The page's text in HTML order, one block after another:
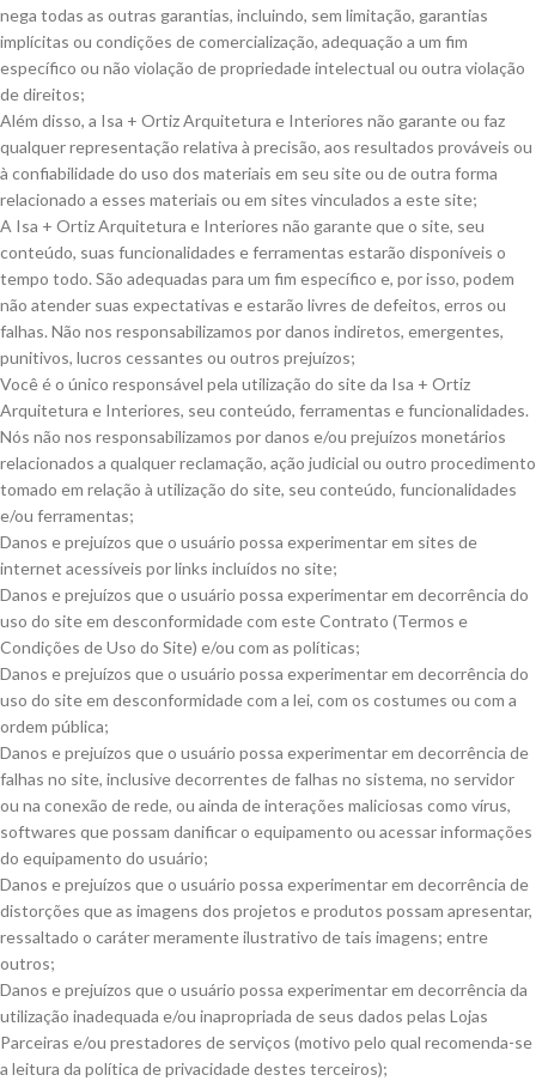
nega todas as outras garantias, incluindo, sem limitação, garantias
implícitas ou condições de comercialização, adequação a um fim
específico ou não violação de propriedade intelectual ou outra violação
de direitos;
Além disso, a Isa + Ortiz Arquitetura e Interiores não garante ou faz
qualquer representação relativa à precisão, aos resultados prováveis ​​ou
à confiabilidade do uso dos materiais em seu site ou de outra forma
relacionado a esses materiais ou em sites vinculados a este site;
A Isa + Ortiz Arquitetura e Interiores não garante que o site, seu
conteúdo, suas funcionalidades e ferramentas estarão disponíveis o
tempo todo. São adequadas para um fim específico e, por isso, podem
não atender suas expectativas e estarão livres de defeitos, erros ou
falhas. Não nos responsabilizamos por danos indiretos, emergentes,
punitivos, lucros cessantes ou outros prejuízos;
Você é o único responsável pela utilização do site da Isa + Ortiz
Arquitetura e Interiores, seu conteúdo, ferramentas e funcionalidades.
Nós não nos responsabilizamos por danos e/ou prejuízos monetários
relacionados a qualquer reclamação, ação judicial ou outro procedimento
tomado em relação à utilização do site, seu conteúdo, funcionalidades
e/ou ferramentas;
Danos e prejuízos que o usuário possa experimentar em sites de
internet acessíveis por links incluídos no site;
Danos e prejuízos que o usuário possa experimentar em decorrência do
uso do site em desconformidade com este Contrato (Termos e
Condições de Uso do Site) e/ou com as políticas;
Danos e prejuízos que o usuário possa experimentar em decorrência do
uso do site em desconformidade com a lei, com os costumes ou com a
ordem pública;
Danos e prejuízos que o usuário possa experimentar em decorrência de
falhas no site, inclusive decorrentes de falhas no sistema, no servidor
ou na conexão de rede, ou ainda de interações maliciosas como vírus,
softwares que possam danificar o equipamento ou acessar informações
do equipamento do usuário;
Danos e prejuízos que o usuário possa experimentar em decorrência de
distorções que as imagens dos projetos e produtos possam apresentar,
ressaltado o caráter meramente ilustrativo de tais imagens; entre
outros;
Danos e prejuízos que o usuário possa experimentar em decorrência da
utilização inadequada e/ou inapropriada de seus dados pelas Lojas
Parceiras e/ou prestadores de serviços (motivo pelo qual recomenda-se
a leitura da política de privacidade destes terceiros);